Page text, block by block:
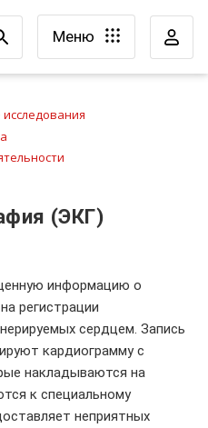
Меню
(ЭКГ)
информацию о
регистрации
сердцем. Запись
кардиограмму с
накладываются на
к специальному
неприятных